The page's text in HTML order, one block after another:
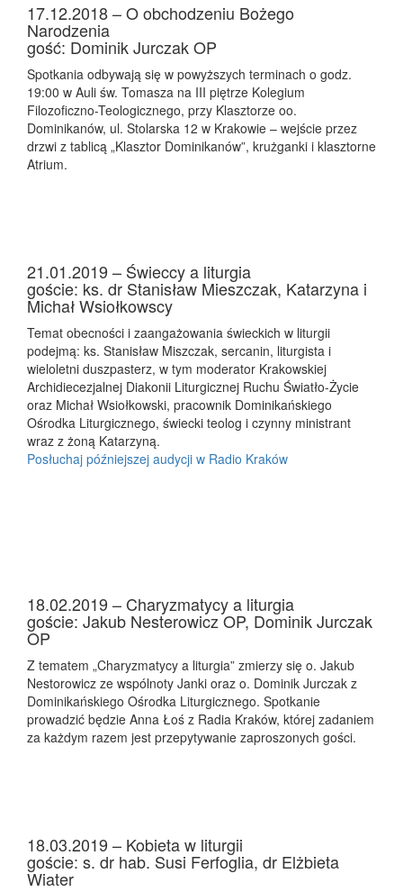
17.12.2018 – O obchodzeniu Bożego
Narodzenia
gość: Dominik Jurczak OP
Spotkania odbywają się w powyższych terminach o godz.
19:00 w Auli św. Tomasza na III piętrze Kolegium
Filozoficzno-Teologicznego, przy Klasztorze oo.
Dominikanów, ul. Stolarska 12 w Krakowie – wejście przez
drzwi z tablicą „Klasztor Dominikanów”, krużganki i klasztorne
Atrium.
21.01.2019 – Świeccy a liturgia
goście: ks. dr Stanisław Mieszczak, Katarzyna i
Michał Wsiołkowscy
Temat obecności i zaangażowania świeckich w liturgii
podejmą: ks. Stanisław Miszczak, sercanin, liturgista i
wieloletni duszpasterz, w tym moderator Krakowskiej
Archidiecezjalnej Diakonii Liturgicznej Ruchu Światło-Życie
oraz Michał Wsiołkowski, pracownik Dominikańskiego
Ośrodka Liturgicznego, świecki teolog i czynny ministrant
wraz z żoną Katarzyną.
Posłuchaj późniejszej audycji w Radio Kraków
18.02.2019 – Charyzmatycy a liturgia
goście: Jakub Nesterowicz OP, Dominik Jurczak
OP
Z tematem „Charyzmatycy a liturgia” zmierzy się o. Jakub
Nestorowicz ze wspólnoty Janki oraz o. Dominik Jurczak z
Dominikańskiego Ośrodka Liturgicznego. Spotkanie
prowadzić będzie Anna Łoś z Radia Kraków, której zadaniem
za każdym razem jest przepytywanie zaproszonych gości.
18.03.2019 – Kobieta w liturgii
goście: s. dr hab. Susi Ferfoglia, dr Elżbieta
Wiater